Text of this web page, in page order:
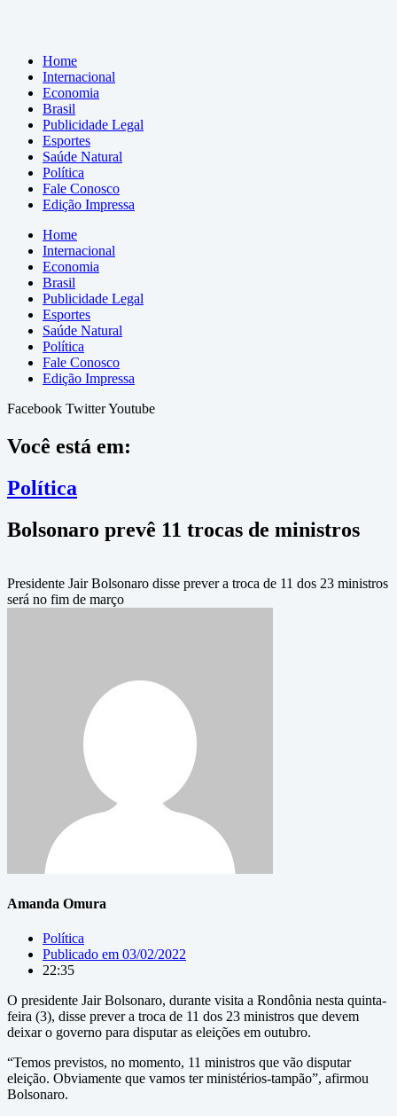
Home
Internacional
Economia
Brasil
Publicidade Legal
Esportes
Saúde Natural
Política
Fale Conosco
Edição Impressa
Home
Internacional
Economia
Brasil
Publicidade Legal
Esportes
Saúde Natural
Política
Fale Conosco
Edição Impressa
Facebook TwitterYoutube
Você está em:
Política
Bolsonaro prevê 11 trocas de ministros
Presidente Jair Bolsonaro disse prever a troca de 11 dos 23 ministros
será no fim de março
Amanda Omura
Política
Publicado em 03/02/2022
22:35
O presidente Jair Bolsonaro, durante visita a Rondônia nesta quinta-
feira (3), disse prever a troca de 11 dos 23 ministros que devem
deixar o governo para disputar as eleições em outubro.
“Temos previstos, no momento, 11 ministros que vão disputar
eleição. Obviamente que vamos ter ministérios-tampão”, afirmou
Bolsonaro.